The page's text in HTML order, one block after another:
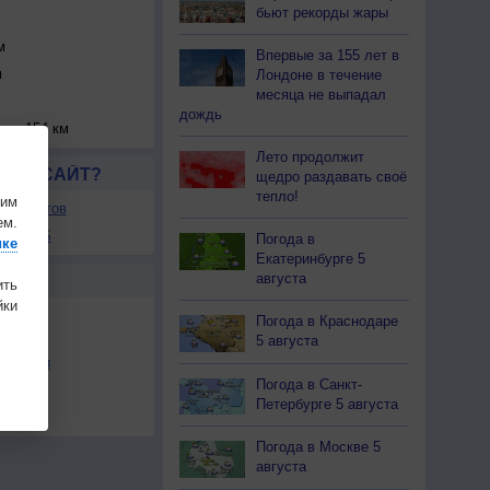
154 км
САЙТ?
сайтов
в RSS
бьют рекорды жары
Впервые за 155 лет в
Лондоне в течение
месяца не выпадал
дождь
Лето продолжит
щедро раздавать своё
тепло!
Погода в
Екатеринбурге 5
августа
Погода в Краснодаре
5 августа
Погода в Санкт-
Петербурге 5 августа
Погода в Москве 5
августа